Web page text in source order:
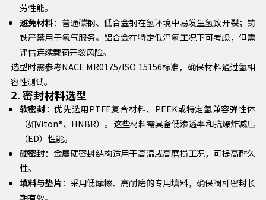
劳性能。
避免材料：普通碳钢、低合金钢在氢环境中易发生氢致开裂；铸
铁严禁用于氢气服务。铝合金在特定低温氢工况下可考虑，但需
评估连续载荷开裂风险。
选型时需参考NACE MR0175/ISO 15156标准，确保材料通过氢相
容性测试。
2. 密封材料选型
软密封：优先选用PTFE复合材料、PEEK或特定氢兼容弹性体
（如Viton®、HNBR）。这些材料需具备低渗透率和抗爆炸减压
（ED）性能。
硬密封：金属硬密封结构适用于高温或高磨损工况，可提高耐久
性。
填料与垫片：采用低摩擦、高耐磨的专用填料，确保阀杆密封长
期有效。